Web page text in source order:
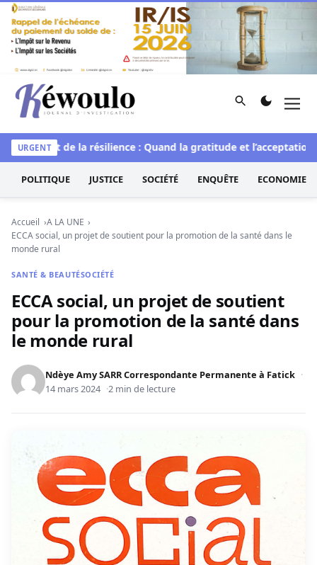
Aller au contenu
Kéwoulo, le premier site d'information et d'investigation
Rechercher
URGENT
L’art de la résilience : Quand la gratitude et l’acceptation
POLITIQUE JUSTICE SOCIÉTÉ ENQUÊTE ECONOMIE
Accueil
A LA UNE
ECCA social, un projet de soutient pour la promotion de la santé dans le
monde rural
SANTÉ & BEAUTÉSOCIÉTÉ
ECCA social, un projet de soutient
pour la promotion de la santé dans
le monde rural
Ndèye Amy SARR Correspondante Permanente à Fatick
14 mars 2024
2 min de lecture